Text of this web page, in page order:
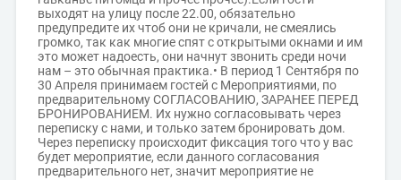
выходят на улицу после 22.00, обязательно
предупредите их чтоб они не кричали, не смеялись
громко, так как многие спят с открытыми окнами и им
это может надоесть, они начнут звонить среди ночи
нам – это обычная практика.• В период 1 Сентября по
30 Апреля принимаем гостей с Мероприятиями, по
предварительному СОГЛАСОВАНИЮ, ЗАРАНЕЕ ПЕРЕД
БРОНИРОВАНИЕМ. Их нужно согласовывать через
переписку с нами, и только затем бронировать дом.
Через переписку происходит фиксация того что у вас
будет мероприятие, если данного согласования
предварительного нет, значит мероприятие не